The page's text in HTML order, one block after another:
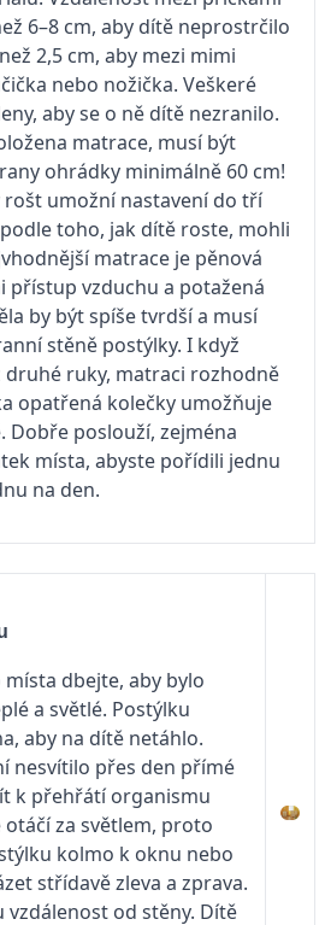
6–8 cm, aby dítě neprostrčilo
2,5 cm, aby mezi mimi
nebo nožička. Veškeré
aby se o ně dítě nezranilo.
matrace, musí být
ohrádky minimálně 60 cm!
rošt umožní nastavení do tří
toho, jak dítě roste, mohli
matrace je pěnová
přístup vzduchu a potažená
by být spíše tvrdší a musí
stěně postýlky. I když
ruky, matraci rozhodně
opatřená kolečky umožňuje
Dobře poslouží, zejména
místa, abyste pořídili jednu
na den.
dbejte, aby bylo
a světlé. Postýlku
aby na dítě netáhlo.
nesvítilo přes den přímé
k přehřátí organismu
za světlem, proto
kolmo k oknu nebo
střídavě zleva a zprava.
vzdálenost od stěny. Dítě